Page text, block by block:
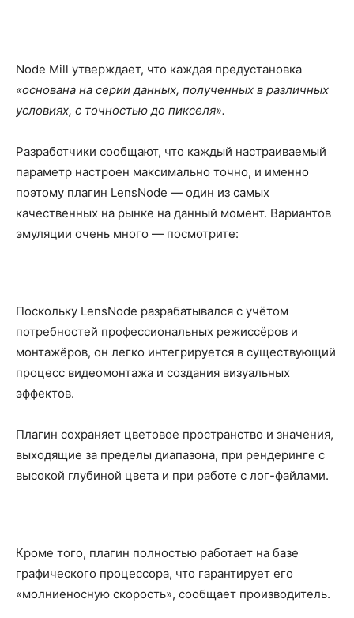
Node Mill утверждает, что каждая предустановка
«основана на серии данных, полученных в различных
условиях, с точностью до пикселя».
Разработчики сообщают, что каждый настраиваемый
параметр настроен максимально точно, и именно
поэтому плагин LensNode — один из самых
качественных на рынке на данный момент. Вариантов
эмуляции очень много — посмотрите:
Поскольку LensNode разрабатывался с учётом
потребностей профессиональных режиссёров и
монтажёров, он легко интегрируется в существующий
процесс видеомонтажа и создания визуальных
эффектов.
Плагин сохраняет цветовое пространство и значения,
выходящие за пределы диапазона, при рендеринге с
высокой глубиной цвета и при работе с лог-файлами.
Кроме того, плагин полностью работает на базе
графического процессора, что гарантирует его
«молниеносную скорость», сообщает производитель.